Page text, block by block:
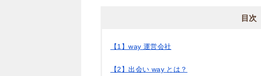
目次
【1】way 運営会社
【2】出会い way とは？